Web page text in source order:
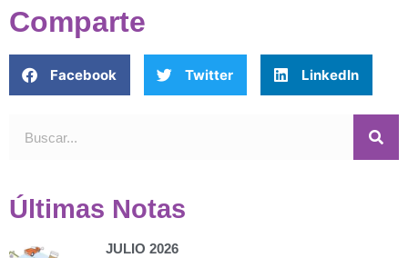
Comparte
Facebook Twitter LinkedIn
Últimas Notas
JULIO 2026